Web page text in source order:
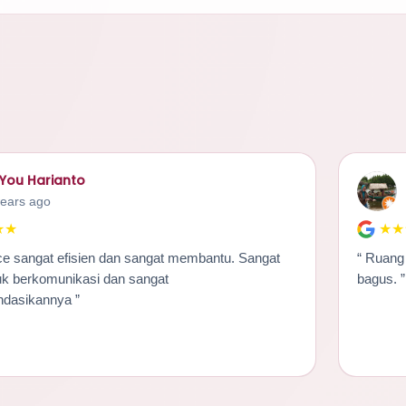
Harianto
ago
berkomunikasi dan sangat
merekomendasikannya ”
“ Ruang kerja yang bagus. Lokasi strategis. Suasana yang
bagus. ”